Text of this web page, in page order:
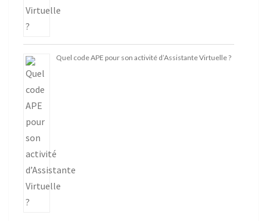
Quel code APE pour son activité d’Assistante Virtuelle ?